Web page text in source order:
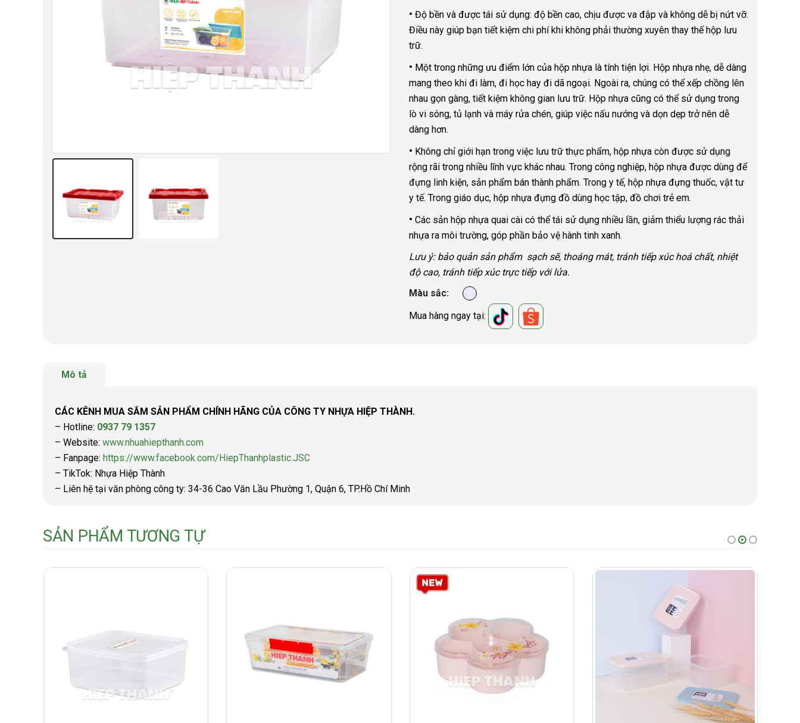
• Độ bền và được tái sử dụng: độ bền cao, chịu được va đập và không dễ bị nứt vỡ.
Điều này giúp bạn tiết kiệm chi phí khi không phải thường xuyên thay thế hộp lưu
trữ.
• Một trong những ưu điểm lớn của hộp nhựa là tính tiện lợi. Hộp nhựa nhẹ, dễ dàng
mang theo khi đi làm, đi học hay đi dã ngoại. Ngoài ra, chúng có thể xếp chồng lên
nhau gọn gàng, tiết kiệm không gian lưu trữ. Hộp nhựa cũng có thể sử dụng trong
lò vi sóng, tủ lạnh và máy rửa chén, giúp việc nấu nướng và dọn dẹp trở nên dễ
dàng hơn.
• Không chỉ giới hạn trong việc lưu trữ thực phẩm, hộp nhựa còn được sử dụng
rộng rãi trong nhiều lĩnh vực khác nhau. Trong công nghiệp, hộp nhựa được dùng để
đựng linh kiện, sản phẩm bán thành phẩm. Trong y tế, hộp nhựa đựng thuốc, vật tư
y tế. Trong giáo dục, hộp nhựa đựng đồ dùng học tập, đồ chơi trẻ em.
• Các sản hộp nhựa quai cài có thể tái sử dụng nhiều lần, giảm thiểu lượng rác thải
nhựa ra môi trường, góp phần bảo vệ hành tinh xanh.
Lưu ý: bảo quản sản phẩm sạch sẽ, thoáng mát, tránh tiếp xúc hoá chất, nhiệt
độ cao, tránh tiếp xúc trực tiếp với lửa.
Màu sắc
Mua hàng ngay tại:
Mô tả
CÁC KÊNH MUA SẮM SẢN PHẨM CHÍNH HÃNG CỦA CÔNG TY NHỰA HIỆP THÀNH.
– Hotline: 0937 79 1357
– Website: www.nhuahiepthanh.com
– Fanpage: https://www.facebook.com/HiepThanhplastic.JSC
– TikTok: Nhựa Hiệp Thành
– Liên hệ tại văn phòng công ty: 34-36 Cao Văn Lầu Phường 1, Quận 6, TP.Hồ Chí Minh
SẢN PHẨM TƯƠNG TỰ